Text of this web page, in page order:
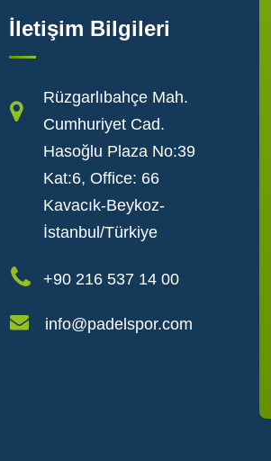
İletişim Bilgileri
Rüzgarlıbahçe Mah.
Cumhuriyet Cad.
Hasoğlu Plaza No:39
Kat:6, Office: 66
Kavacık-Beykoz-
İstanbul/Türkiye
+90 216 537 14 00
info@padelspor.com